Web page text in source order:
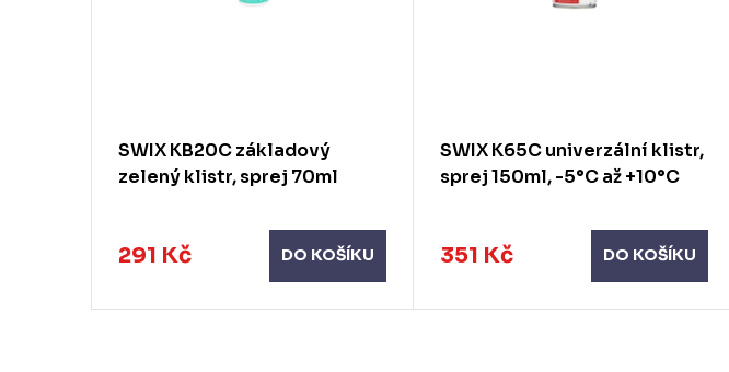
SWIX KB20C základový
zelený klistr, sprej 70ml
291 Kč DO KOŠÍKU
SWIX K65C univerzální klistr,
sprej 150ml, -5°C až +10°C
351 Kč DO KOŠÍKU